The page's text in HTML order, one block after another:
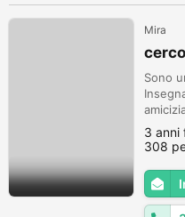
Mira
Sono
3 anni
308